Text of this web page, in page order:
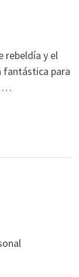
rebeldía y el
fantástica para
…